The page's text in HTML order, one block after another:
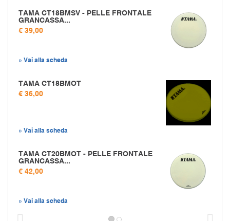
TAMA CT18BMSV - PELLE FRONTALE
GRANCASSA...
€ 39,00
» Vai alla scheda
TAMA CT18BMOT
€ 36,00
» Vai alla scheda
TAMA CT20BMOT - PELLE FRONTALE
GRANCASSA...
€ 42,00
» Vai alla scheda